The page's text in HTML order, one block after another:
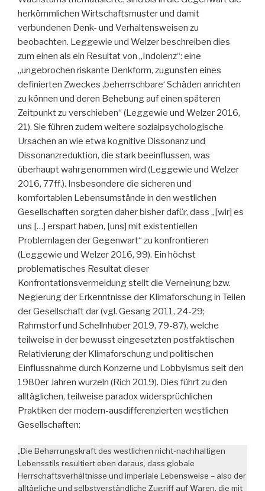
herkömmlichen Wirtschaftsmuster und damit
verbundenen Denk- und Verhaltensweisen zu
beobachten. Leggewie und Welzer beschreiben dies
zum einen als ein Resultat von „Indolenz“: eine
„ungebrochen riskante Denkform, zugunsten eines
definierten Zweckes ‚beherrschbare‘ Schäden anrichten
zu können und deren Behebung auf einen späteren
Zeitpunkt zu verschieben“ (Leggewie und Welzer 2016,
21). Sie führen zudem weitere sozialpsychologische
Ursachen an wie etwa kognitive Dissonanz und
Dissonanzreduktion, die stark beeinflussen, was
überhaupt wahrgenommen wird (Leggewie und Welzer
2016, 77ff.). Insbesondere die sicheren und
komfortablen Lebensumstände in den westlichen
Gesellschaften sorgten daher bisher dafür, dass „[wir] es
uns […] erspart haben, [uns] mit existentiellen
Problemlagen der Gegenwart“ zu konfrontieren
(Leggewie und Welzer 2016, 99). Ein höchst
problematisches Resultat dieser
Konfrontationsvermeidung stellt die Verneinung bzw.
Negierung der Erkenntnisse der Klimaforschung in Teilen
der Gesellschaft dar (vgl. Gesang 2011, 24-29;
Rahmstorf und Schellnhuber 2019, 79-87), welche
teilweise in der bewusst eingesetzten postfaktischen
Relativierung der Klimaforschung und politischen
Einflussnahme durch Konzerne und Lobbyismus seit den
1980er Jahren wurzeln (Rich 2019). Dies führt zu den
alltäglichen, teilweise paradox widersprüchlichen
Praktiken der modern-ausdifferenzierten westlichen
Gesellschaften:
„Die Beharrungskraft des westlichen nicht-nachhaltigen
Lebensstils resultiert eben daraus, dass globale
Herrschaftsverhältnisse und imperiale Lebensweise – also der
alltägliche und selbstverständliche Zugriff auf Waren, die mit